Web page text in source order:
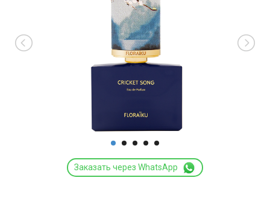
Заказать через WhatsApp